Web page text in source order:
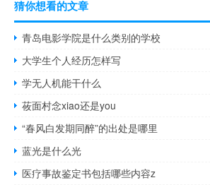
猜你想看的文章
青岛电影学院是什么类别的学校
大学生个人经历怎样写
学无人机能干什么
莜面村念xiao还是you
“春风白发期同醉”的出处是哪里
蓝光是什么光
医疗事故鉴定书包括哪些内容z